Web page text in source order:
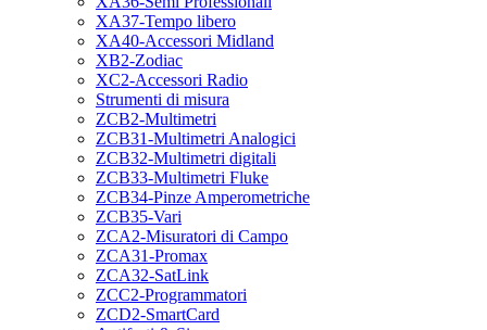
XA37-Tempo libero
XA40-Accessori Midland
XB2-Zodiac
XC2-Accessori Radio
Strumenti di misura
ZCB2-Multimetri
ZCB31-Multimetri Analogici
ZCB32-Multimetri digitali
ZCB33-Multimetri Fluke
ZCB34-Pinze Amperometriche
ZCB35-Vari
ZCA2-Misuratori di Campo
ZCA31-Promax
ZCA32-SatLink
ZCC2-Programmatori
ZCD2-SmartCard